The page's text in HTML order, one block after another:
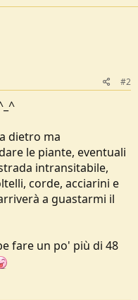
#2
dietro ma
le piante, eventuali
intransitabile,
corde, acciarini e
a guastarmi il
fare un po' più di 48